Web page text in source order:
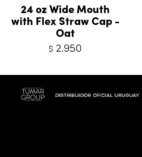
24 oz Wide Mouth
with Flex Straw Cap -
Oat
$ 2.950